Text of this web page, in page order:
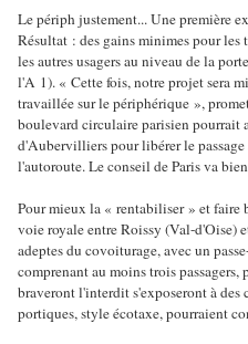
Le périph justement... Une première
Résultat : des gains minimes pour les
les autres usagers au niveau de la
l'A 1). « Cette fois, notre projet sera
travaillée sur le périphérique »,
boulevard circulaire parisien pourrait
d'Aubervilliers pour libérer le
l'autoroute. Le conseil de Paris va
Pour mieux la « rentabiliser » et faire
voie royale entre Roissy (Val-d'Oise)
adeptes du covoiturage, avec un
comprenant au moins trois passagers,
braveront l'interdit s'exposeront à des
portiques, style écotaxe, pourraient